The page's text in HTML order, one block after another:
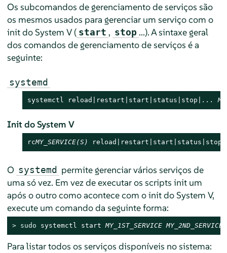
Os subcomandos de gerenciamento de serviços são
os mesmos usados para gerenciar um serviço com o
init do System V ( start , stop ...). A sintaxe geral
dos comandos de gerenciamento de serviços é a
seguinte:
systemd
systemctl reload|restart|start|status|stop| ...
Init do System V
rcMY_SERVICE(S) reload|restart|start|status|stop|
O systemd permite gerenciar vários serviços de
uma só vez. Em vez de executar os scripts init um
após o outro como acontece com o init do System V,
execute um comando da seguinte forma:
> sudo systemctl start MY_1ST_SERVICE MY_2ND_SERVICE
Para listar todos os serviços disponíveis no sistema: